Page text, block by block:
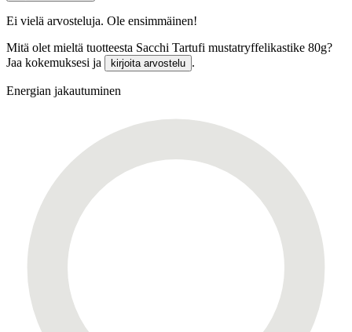
Ei vielä arvosteluja. Ole ensimmäinen!
Mitä olet mieltä tuotteesta Sacchi Tartufi mustatryffelikastike 80g?
Jaa kokemuksesi ja
kirjoita arvostelu .
Energian jakautuminen